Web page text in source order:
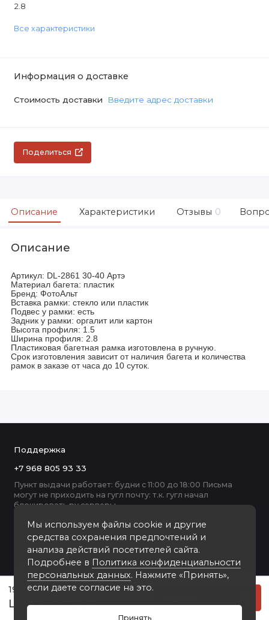
19.3 пластиковая рамка 30-40
1100 руб
2.8
Все характеристики
Информация о доставке
Стоимость доставки Введите адрес доставки
Поделиться
Описание Характеристики Отзывы 0
Описание
Артикул: DL-2861 30-40 Артэ
Материал багета: пластик
Бренд: ФотоАльт
Вставка рамки: стекло или пластик
Подвес у рамки: есть
Задник у рамки: оргалит или картон
Высота профиля: 1.5
Ширина профиля: 2.8
Пластиковая багетная рамка изготовлена в ручную.
Срок изготовления зависит от наличия багета и количества
рамок в заказе от часа до 10 суток.
Мы используем файлы cookie и другие
средства сохранения предпочтений и
анализа действий посетителей сайта.
Подробнее в Политика конфиденциальности
персональных данных. Нажмите «Принять»,
если даете согласие на это.
Принять
Поддержка
+7 968 805 93 33
Пункт выдачи работает: будни с 11:00 до 18:00 Письма
могут не приходить на гугл почту: т.к. гугл начал
блокировать ру серверы